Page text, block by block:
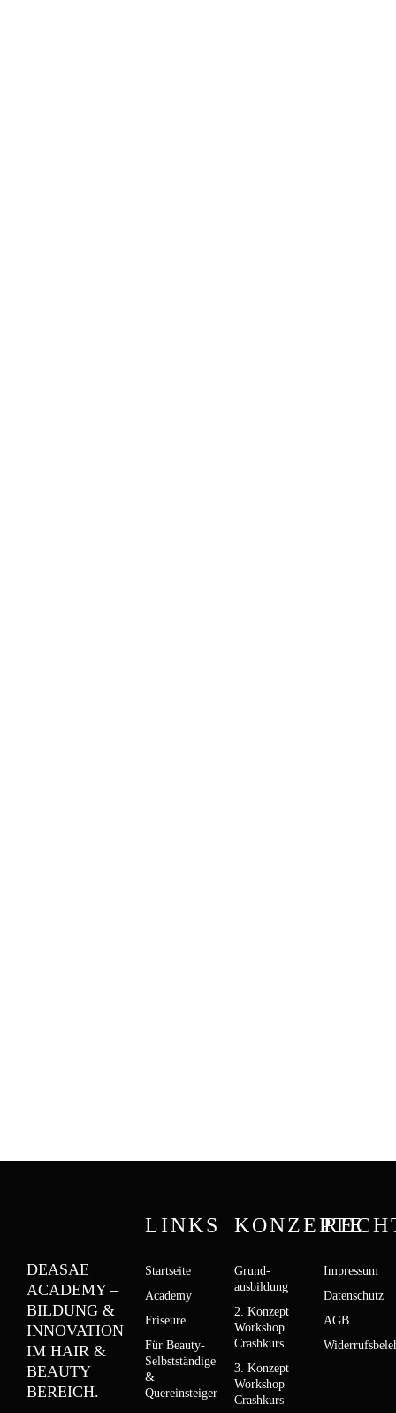
DEASAE
ACADEMY –
BILDUNG &
INNOVATION
IM HAIR &
BEAUTY
BEREICH.
LINKS
Startseite
Academy
Friseure
Für Beauty-
Selbstständige
&
Quereinsteiger
KONZEPTE
Grund­­
ausbildung
2. Konzept
Workshop
Crashkurs
3. Konzept
Workshop
Crashkurs
Impressum
Datenschutz
AGB